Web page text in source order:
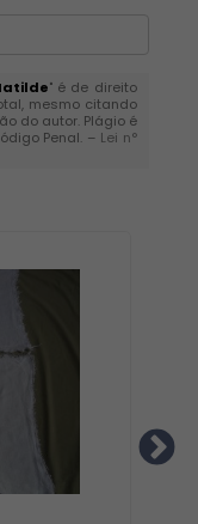
" é de direito
mesmo citando
do autor. Plágio é
Penal. – Lei n°